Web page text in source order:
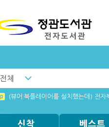
전체
(뷰어:북플레이어를 설치했는데) 전자
신착 베스트